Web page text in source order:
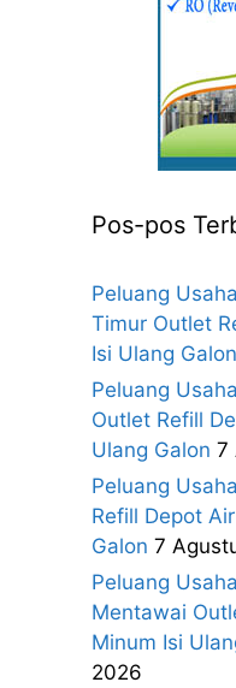
Pos-pos
Peluang
Timur Outlet
Isi Ulang Galon
Peluang
Outlet Refill
Ulang Galon 7
Peluang
Refill Depot
Galon 7
Peluang
Mentawai
Minum Isi
2026